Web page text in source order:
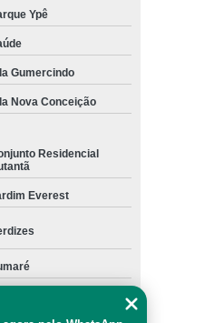
Ypê
Gumercindo
Nova Conceição
Residencial
Everest